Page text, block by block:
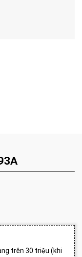
trên 30 triệu (khi